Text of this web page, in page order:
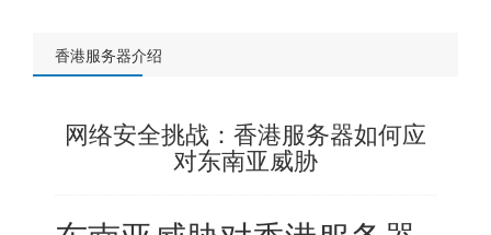
香港服务器介绍
网络安全挑战：香港服务器如何应
对东南亚威胁